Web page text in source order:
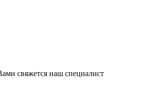
свяжется наш специалист